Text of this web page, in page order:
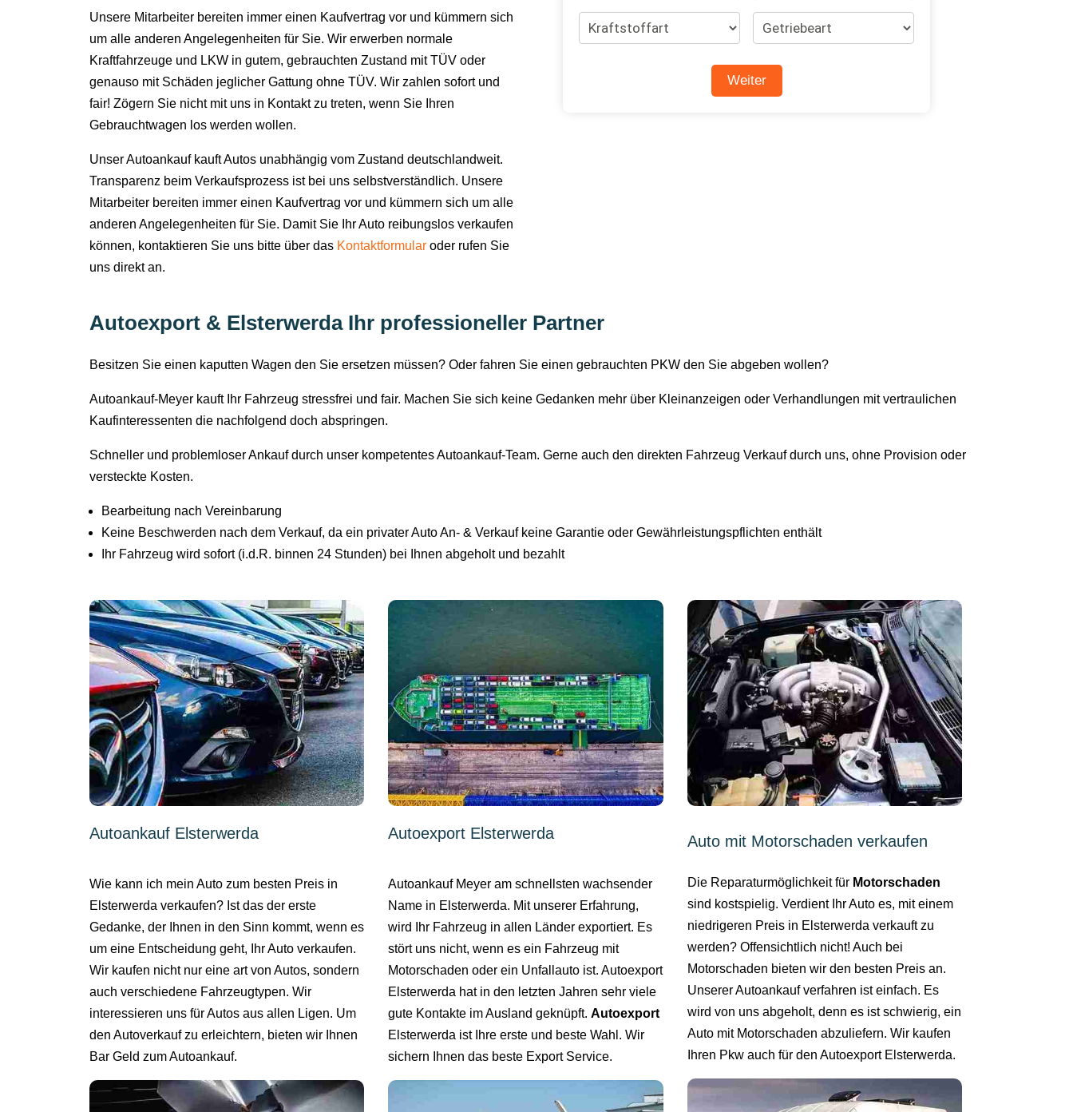
Unsere Mitarbeiter bereiten immer einen Kaufvertrag vor und kümmern sich
um alle anderen Angelegenheiten für Sie. Wir erwerben normale
Kraftfahrzeuge und LKW in gutem, gebrauchten Zustand mit TÜV oder
genauso mit Schäden jeglicher Gattung ohne TÜV. Wir zahlen sofort und
fair! Zögern Sie nicht mit uns in Kontakt zu treten, wenn Sie Ihren
Gebrauchtwagen los werden wollen.
Unser Autoankauf kauft Autos unabhängig vom Zustand deutschlandweit.
Transparenz beim Verkaufsprozess ist bei uns selbstverständlich. Unsere
Mitarbeiter bereiten immer einen Kaufvertrag vor und kümmern sich um alle
anderen Angelegenheiten für Sie. Damit Sie Ihr Auto reibungslos verkaufen
können, kontaktieren Sie uns bitte über das Kontaktformular oder rufen Sie
uns direkt an.
Autoexport & Elsterwerda Ihr professioneller Partner
Besitzen Sie einen kaputten Wagen den Sie ersetzen müssen? Oder fahren Sie einen gebrauchten PKW den Sie abgeben wollen?
Autoankauf-Meyer kauft Ihr Fahrzeug stressfrei und fair. Machen Sie sich keine Gedanken mehr über Kleinanzeigen oder Verhandlungen mit vertraulichen
Kaufinteressenten die nachfolgend doch abspringen.
Schneller und problemloser Ankauf durch unser kompetentes Autoankauf-Team. Gerne auch den direkten Fahrzeug Verkauf durch uns, ohne Provision oder
versteckte Kosten.
Bearbeitung nach Vereinbarung
Keine Beschwerden nach dem Verkauf, da ein privater Auto An- & Verkauf keine Garantie oder Gewährleistungspflichten enthält
Ihr Fahrzeug wird sofort (i.d.R. binnen 24 Stunden) bei Ihnen abgeholt und bezahlt
Autoankauf Elsterwerda
Wie kann ich mein Auto zum besten Preis in
Elsterwerda verkaufen? Ist das der erste
Gedanke, der Ihnen in den Sinn kommt, wenn es
um eine Entscheidung geht, Ihr Auto verkaufen.
Wir kaufen nicht nur eine art von Autos, sondern
auch verschiedene Fahrzeugtypen. Wir
interessieren uns für Autos aus allen Ligen. Um
den Autoverkauf zu erleichtern, bieten wir Ihnen
Bar Geld zum Autoankauf.
Autoexport Elsterwerda
Autoankauf Meyer am schnellsten wachsender
Name in Elsterwerda. Mit unserer Erfahrung,
wird Ihr Fahrzeug in allen Länder exportiert. Es
stört uns nicht, wenn es ein Fahrzeug mit
Motorschaden oder ein Unfallauto ist. Autoexport
Elsterwerda hat in den letzten Jahren sehr viele
gute Kontakte im Ausland geknüpft.Autoexport
Elsterwerda ist Ihre erste und beste Wahl. Wir
sichern Ihnen das beste Export Service.
Auto mit Motorschaden verkaufen
Die Reparaturmöglichkeit für Motorschaden
sind kostspielig. Verdient Ihr Auto es, mit einem
niedrigeren Preis in Elsterwerda verkauft zu
werden? Offensichtlich nicht! Auch bei
Motorschaden bieten wir den besten Preis an.
Unserer Autoankauf verfahren ist einfach. Es
wird von uns abgeholt, denn es ist schwierig, ein
Auto mit Motorschaden abzuliefern. Wir kaufen
Ihren Pkw auch für den Autoexport Elsterwerda.